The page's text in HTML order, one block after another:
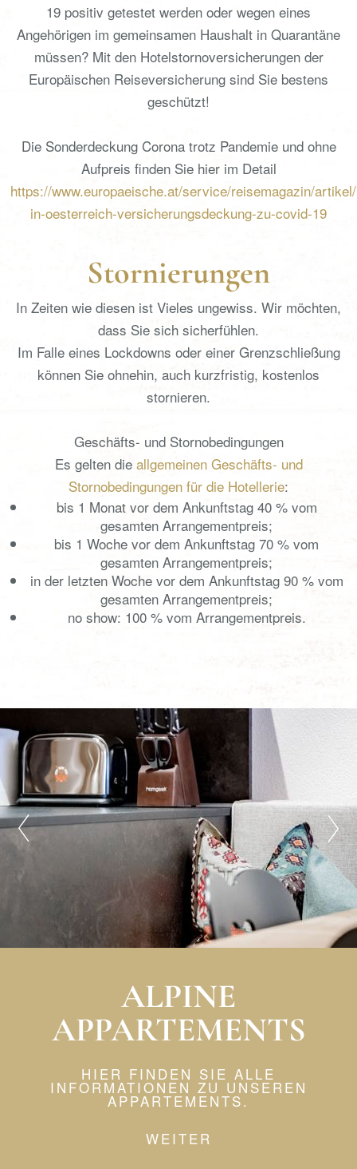
19 positiv getestet werden oder wegen eines
Angehörigen im gemeinsamen Haushalt in Quarantäne
müssen? Mit den Hotelstornoversicherungen der
Europäischen Reiseversicherung sind Sie bestens
geschützt!
Die Sonderdeckung Corona trotz Pandemie und ohne
Aufpreis finden Sie hier im Detail
https://www.europaeische.at/service/reisemagazin/
in-oesterreich-versicherungsdeckung-zu-covid-19
Stornierungen
In Zeiten wie diesen ist Vieles ungewiss. Wir möchten,
dass Sie sich sicherfühlen.
Im Falle eines Lockdowns oder einer Grenzschließung
können Sie ohnehin, auch kurzfristig, kostenlos
stornieren.
Geschäfts- und Stornobedingungen
Es gelten die allgemeinen Geschäfts- und
Stornobedingungen für die Hotellerie:
bis 1 Monat vor dem Ankunftstag 40 % vom
gesamten Arrangementpreis;
bis 1 Woche vor dem Ankunftstag 70 % vom
gesamten Arrangementpreis;
in der letzten Woche vor dem Ankunftstag 90 % vom
gesamten Arrangementpreis;
no show: 100 % vom Arrangementpreis.
ALPINE
APPARTEMENTS
HIER FINDEN SIE ALLE
INFORMATIONEN ZU UNSEREN
APPARTEMENTS.
WEITER